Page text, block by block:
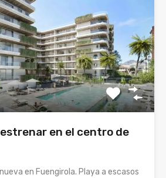
en el centro de
en Fuengirola. Playa a escasos